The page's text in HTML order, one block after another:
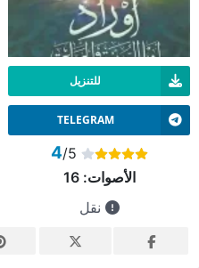
للتنزيل
TELEGRAM
4/5
الأصوات:16
نقل